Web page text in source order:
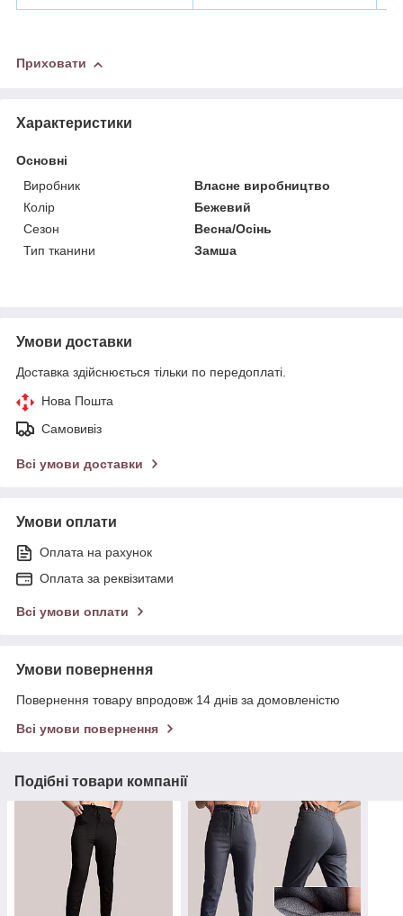
Приховати
Характеристики
Основні
Виробник
Власне виробництво
Колір
Бежевий
Сезон
Весна/Осінь
Тип тканини
Замша
Умови доставки
Доставка здійснюється тільки по передоплаті.
Нова Пошта
Самовивіз
Всі умови доставки
Умови оплати
Оплата на рахунок
Оплата за реквізитами
Всі умови оплати
Умови повернення
Повернення товару впродовж 14 днів за домовленістю
Всі умови повернення
Подібні товари компанії